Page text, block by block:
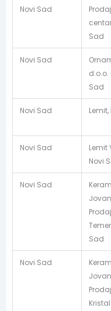
Novi Sad
Sad
Novi Sad
d.o.o.
Sad
Novi Sad
Novi Sad
Lemit
Novi
Novi Sad
Sad
Novi Sad